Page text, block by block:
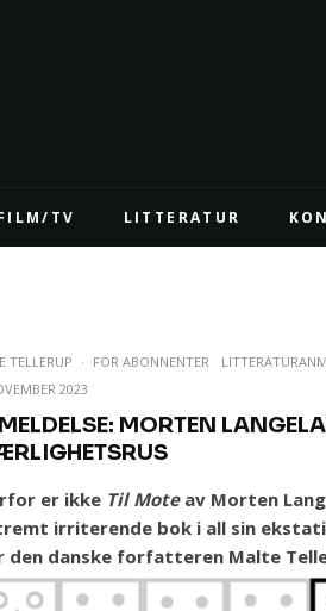
TV LITTERATUR
TELLERUP · FOR ABONNENTER
2023
MORTEN
er ikke Til Moteav Morten
irriterende bok i all sin
den danske forfatteren Malte